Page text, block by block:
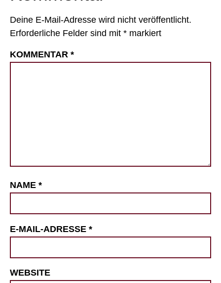
Deine E-Mail-Adresse wird nicht veröffentlicht.
Erforderliche Felder sind mit * markiert
KOMMENTAR *
NAME *
E-MAIL-ADRESSE *
WEBSITE